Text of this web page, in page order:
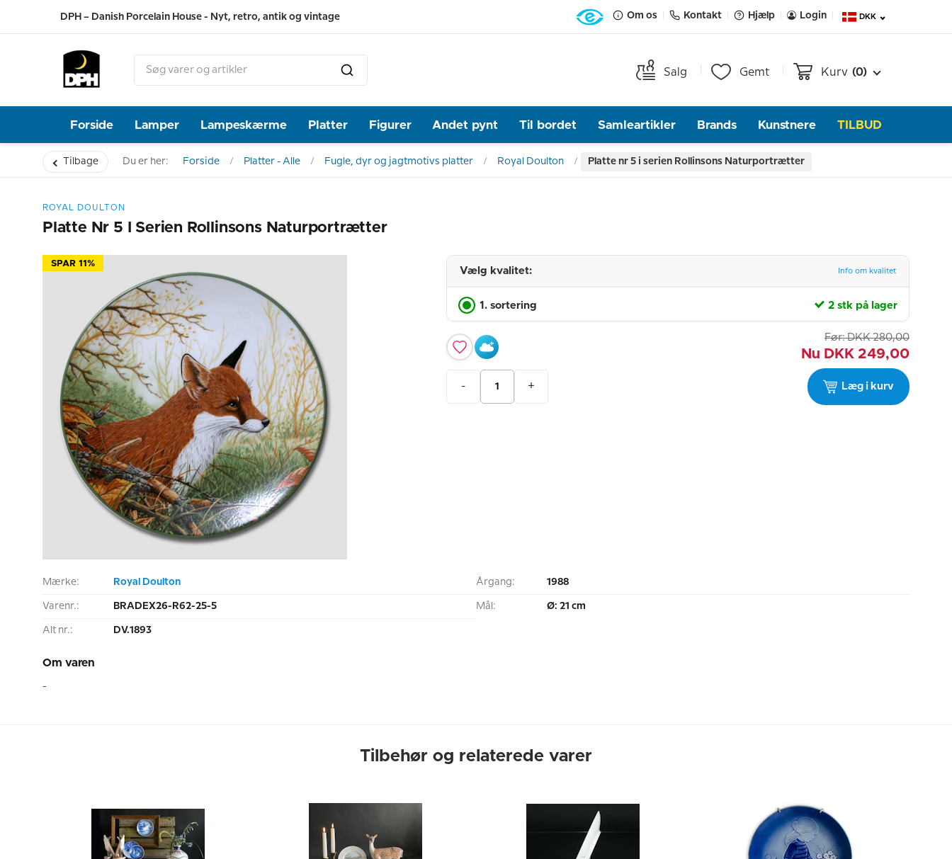
DPH – Danish Porcelain House - Nyt, retro, antik og vintage Om os Kontakt Hjælp Login DKK
Salg Gemt Kurv (0)
Forside Lamper Lampeskærme Platter Figurer Andet pynt Til bordet Samleartikler Brands Kunstnere TILBUD
Tilbage Du er her: Forside Platter - Alle Fugle, dyr og jagtmotivs platter Royal Doulton Platte nr 5 i serien Rollinsons Naturportrætter
ROYAL DOULTON
Platte Nr 5 I Serien Rollinsons Naturportrætter
SPAR 11%
Vælg kvalitet: Info om kvalitet
1. sortering 2 stk på lager
Før: DKK 280,00
Nu DKK 249,00
- + Læg i kurv
Mærke: Royal Doulton
Varenr.: BRADEX26-R62-25-5
Alt nr.: DV.1893
Årgang: 1988
Mål: Ø: 21 cm
Om varen
-
Tilbehør og relaterede varer